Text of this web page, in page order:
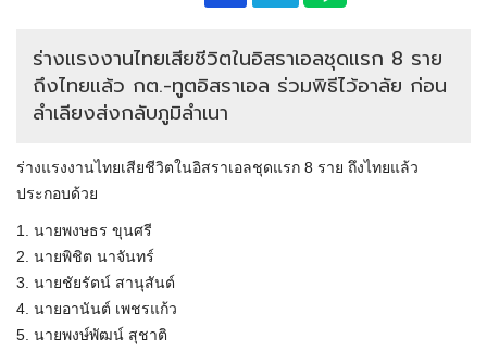
ร่างแรงงานไทยเสียชีวิตในอิสราเอลชุดแรก 8 ราย
ถึงไทยแล้ว กต.-ทูตอิสราเอล ร่วมพิธีไว้อาลัย ก่อน
ลำเลียงส่งกลับภูมิลำเนา
ร่างแรงงานไทยเสียชีวิตในอิสราเอลชุดแรก 8 ราย ถึงไทยแล้ว
ประกอบด้วย
1. นายพงษธร ขุนศรี
2. นายพิชิต นาจันทร์
3. นายชัยรัตน์ สานุสันต์
4. นายอานันต์ เพชรแก้ว
5. นายพงษ์พัฒน์ สุชาติ